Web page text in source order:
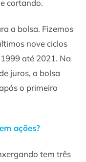
cortando.
a bolsa. Fizemos
nove ciclos
até 2021. Na
juros, a bolsa
o primeiro
ações?
tem três